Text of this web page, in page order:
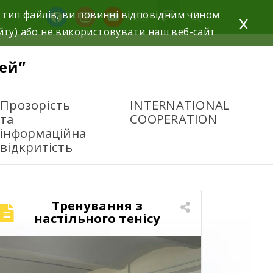
Прозорість
та
інформаційна
відкритість
INTERNATIONAL
COOPERATION
Тренування з
настільного тенісу
файлів, ви повинні відповідним чином
або не використовувати наш веб-сайт
x